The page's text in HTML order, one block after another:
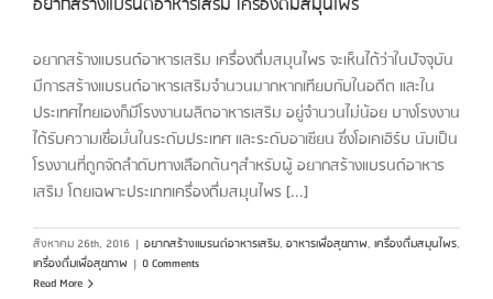
อยากสร้างแบรนด์อาหารเสริม เครื่องดื่มสมุนไพร จะเห็นได้ว่าในปัจจุบัน
มีการสร้างแบรนด์อาหารเสริมจำนวนมากหากเทียบกับในอดีต และใน
ประเทศไทยเองก็มีโรงงานผลิตอาหารเสริม อยู่จำนวนไม่น้อย บางโรงงาน
ได้รับความเชื่อมั่นในระดับประเทศ และระดับอาเซียน ซึ่งโอเคเฮิร์บ นับเป็น
โรงงานที่ถูกจัดลำดับทางเลือกต้นๆสำหรับผู้ อยากสร้างแบรนด์อาหาร
เสริม โดยเฉพาะประเภทเครื่องดื่มสมุนไพร [...]
สิงหาคม 26th, 2016 | อยากสร้างแบรนด์อาหารเสริม, อาหารเพื่อสุขภาพ, เครื่องดื่มสมุนไพร,
เครื่องดื่มเพื่อสุขภาพ | 0 Comments
Read More